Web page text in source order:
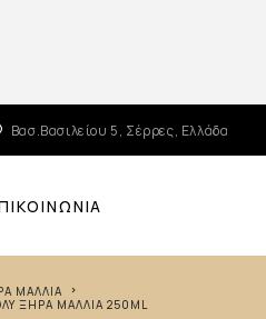
Βασ.Βασιλείου 5, Σέρρες, Ελλάδα
ΜΑΛΛΙΆ
ΞΗΡΆ ΜΑΛΛΙΆ 250ML